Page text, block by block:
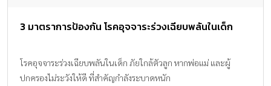
3 มาตราการป้องกัน โรคอุจจาระร่วงเฉียบพลันในเด็ก
โรคอุจจาระร่วงเฉียบพลันในเด็ก ภัยใกล้ตัวลูก หากพ่อแม่ และผู้
ปกครองไม่ระวังให้ดี ที่สำคัญกำลังระบาดหนัก